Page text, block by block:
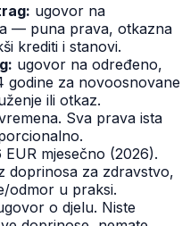
ugovor na
— puna prava, otkazna
krediti i stanovi.
ugovor na određeno,
godine za novoosnovane
ili otkaz.
Sva prava ista
mjesečno (2026).
doprinosa za zdravstvo,
odmor u praksi.
o djelu. Niste